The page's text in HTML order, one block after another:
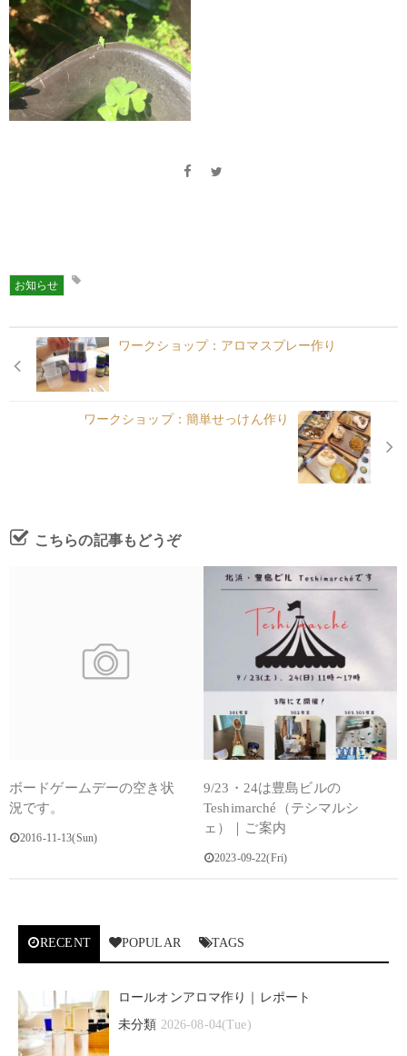
お知らせ
ワークショップ：アロマスプレー作り
ワークショップ：簡単せっけん作り
こちらの記事もどうぞ
ボードゲームデーの空き状
況です。
2016-11-13(Sun)
9/23・24は豊島ビルの
Teshimarché（テシマルシ
ェ）｜ご案内
2023-09-22(Fri)
RECENT POPULAR TAGS
ロールオンアロマ作り｜レポート
未分類 2026-08-04(Tue)